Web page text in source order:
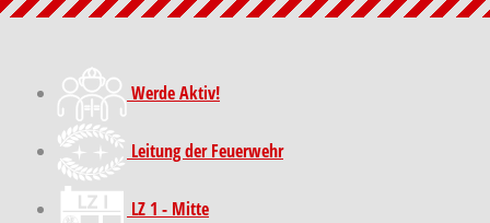
Werde Aktiv!
Leitung der Feuerwehr
LZ 1 - Mitte